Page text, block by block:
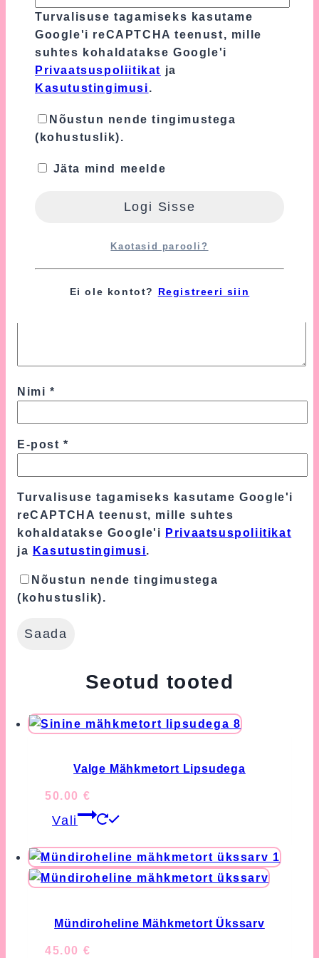
Tooteülevaateid veel ei ole.
Ole esimene, kes hindab toodet “Roheline
Väike Mähkmetort Lutiketiga”
väljad on tähistatud *-ga
Nimi *
E-post*
Turvalisuse tagamiseks kasutame Google'i
reCAPTCHA teenust, mille suhtes
kohaldatakse Google'i Privaatsuspoliitikat
ja Kasutustingimusi.
Nõustun nende tingimustega
(kohustuslik).
Seotud tooted
Valge Mähkmetort Lipsudega
50.00 €
Vali
has
multiple
variants.
options
Mündiroheline Mähkmetort Ükssarv
45.00 €
Turvalisuse tagamiseks kasutame
Google'i reCAPTCHA teenust, mille
suhtes kohaldatakse Google'i
Privaatsuspoliitikat ja
Kasutustingimusi.
Nõustun nende tingimustega
(kohustuslik).
Jäta mind meelde
Kaotasid parooli?
Ei ole kontot? Registreeri siin